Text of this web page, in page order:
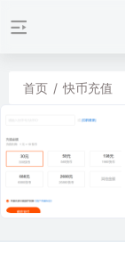
首页 / 快币充值